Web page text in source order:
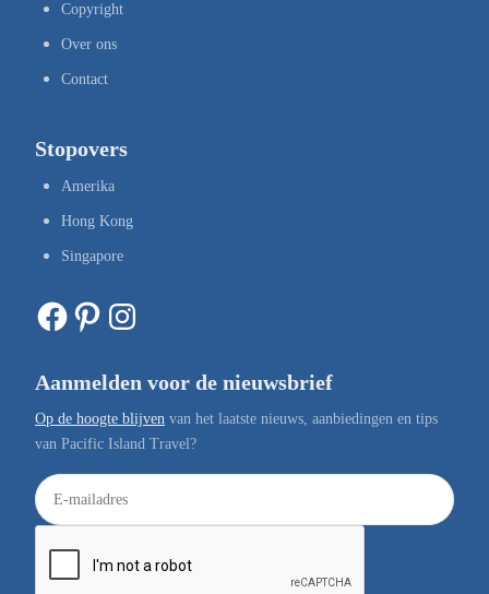
Copyright
Over ons
Contact
Stopovers
Amerika
Hong Kong
Singapore
Facebook Pinterest Instagram
Aanmelden voor de nieuwsbrief
Op de hoogte blijven van het laatste nieuws, aanbiedingen en tips
van Pacific Island Travel?
E
-